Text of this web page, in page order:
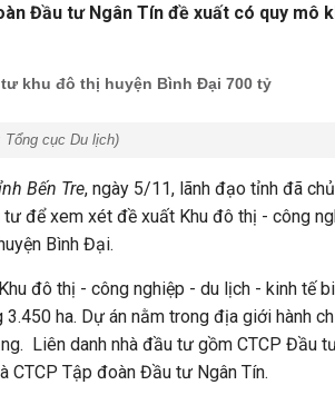
Đầu tư Ngân Tín đề xuất có quy mô
tư khu đô thị huyện Bình Đại 700 tỷ
Tổng cục Du lịch)
Bến Tre, ngày 5/11, lãnh đạo tỉnh đã
để xem xét đề xuất Khu đô thị - công
Bình Đại.
đô thị - công nghiệp - du lịch - kinh tế
ha. Dự án nằm trong địa giới hành
Liên danh nhà đầu tư gồm CTCP Đầu
CTCP Tập đoàn Đầu tư Ngân Tín.